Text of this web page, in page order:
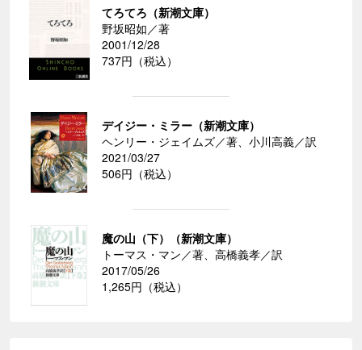
てろてろ（新潮文庫）
野坂昭如／著
2001/12/28
737円（税込）
デイジー・ミラー（新潮文庫）
ヘンリー・ジェイムズ／著、小川高義／訳
2021/03/27
506円（税込）
魔の山（下）（新潮文庫）
トーマス・マン／著、高橋義孝／訳
2017/05/26
1,265円（税込）